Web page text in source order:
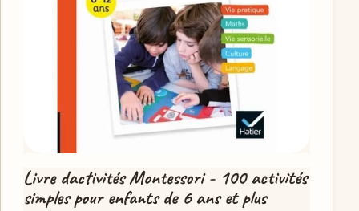
Livre dactivités Montessori - 100 activités
simples pour enfants de 6 ans et plus